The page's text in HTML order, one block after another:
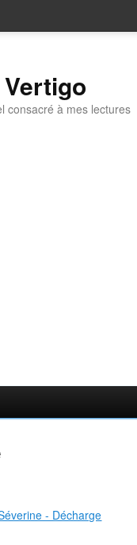
consacré à mes lectures